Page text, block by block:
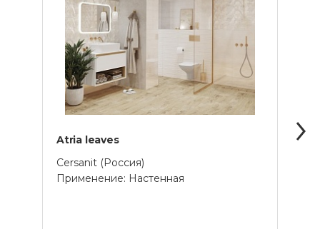
Atria leaves
Cersanit (Россия)
Применение: Настенная